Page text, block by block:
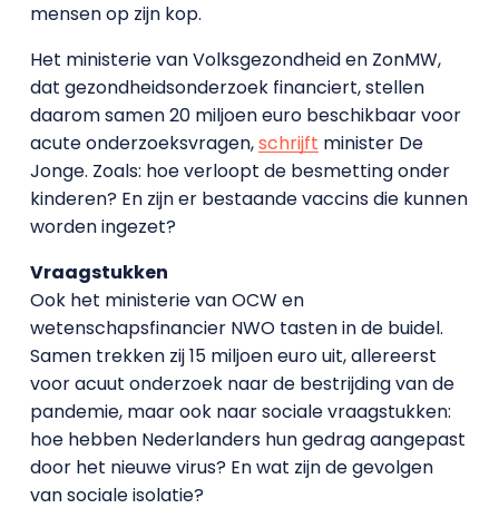
mensen op zijn kop.
Het ministerie van Volksgezondheid en ZonMW,
dat gezondheidsonderzoek financiert, stellen
daarom samen 20 miljoen euro beschikbaar voor
acute onderzoeksvragen,schrijft minister De
Jonge. Zoals: hoe verloopt de besmetting onder
kinderen? En zijn er bestaande vaccins die kunnen
worden ingezet?
Vraagstukken
Ook het ministerie van OCW en
wetenschapsfinancier NWO tasten in de buidel.
Samen trekken zij 15 miljoen euro uit, allereerst
voor acuut onderzoek naar de bestrijding van de
pandemie, maar ook naar sociale vraagstukken:
hoe hebben Nederlanders hun gedrag aangepast
door het nieuwe virus? En wat zijn de gevolgen
van sociale isolatie?